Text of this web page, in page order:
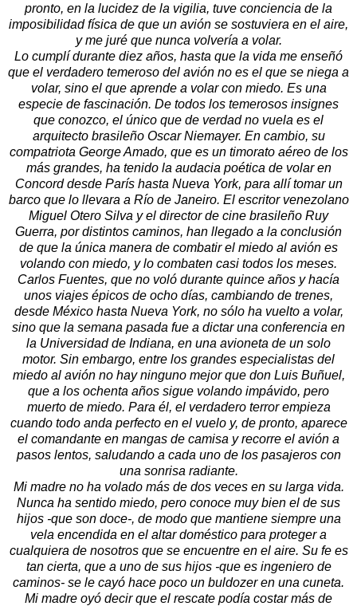
pronto, en la lucidez de la vigilia, tuve conciencia de la
imposibilidad física de que un avión se sostuviera en el aire,
y me juré que nunca volvería a volar.
Lo cumplí durante diez años, hasta que la vida me enseñó
que el verdadero temeroso del avión no es el que se niega a
volar, sino el que aprende a volar con miedo. Es una
especie de fascinación. De todos los temerosos insignes
que conozco, el único que de verdad no vuela es el
arquitecto brasileño Oscar Niemayer. En cambio, su
compatriota George Amado, que es un timorato aéreo de los
más grandes, ha tenido la audacia poética de volar en
Concord desde París hasta Nueva York, para allí tomar un
barco que lo llevara a Río de Janeiro. El escritor venezolano
Miguel Otero Silva y el director de cine brasileño Ruy
Guerra, por distintos caminos, han llegado a la conclusión
de que la única manera de combatir el miedo al avión es
volando con miedo, y lo combaten casi todos los meses.
Carlos Fuentes, que no voló durante quince años y hacía
unos viajes épicos de ocho días, cambiando de trenes,
desde México hasta Nueva York, no sólo ha vuelto a volar,
sino que la semana pasada fue a dictar una conferencia en
la Universidad de Indiana, en una avioneta de un solo
motor. Sin embargo, entre los grandes especialistas del
miedo al avión no hay ninguno mejor que don Luis Buñuel,
que a los ochenta años sigue volando impávido, pero
muerto de miedo. Para él, el verdadero terror empieza
cuando todo anda perfecto en el vuelo y, de pronto, aparece
el comandante en mangas de camisa y recorre el avión a
pasos lentos, saludando a cada uno de los pasajeros con
una sonrisa radiante.
Mi madre no ha volado más de dos veces en su larga vida.
Nunca ha sentido miedo, pero conoce muy bien el de sus
hijos -que son doce-, de modo que mantiene siempre una
vela encendida en el altar doméstico para proteger a
cualquiera de nosotros que se encuentre en el aire. Su fe es
tan cierta, que a uno de sus hijos -que es ingeniero de
caminos- se le cayó hace poco un buldozer en una cuneta.
Mi madre oyó decir que el rescate podía costar más de